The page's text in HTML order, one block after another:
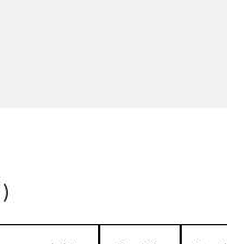
)